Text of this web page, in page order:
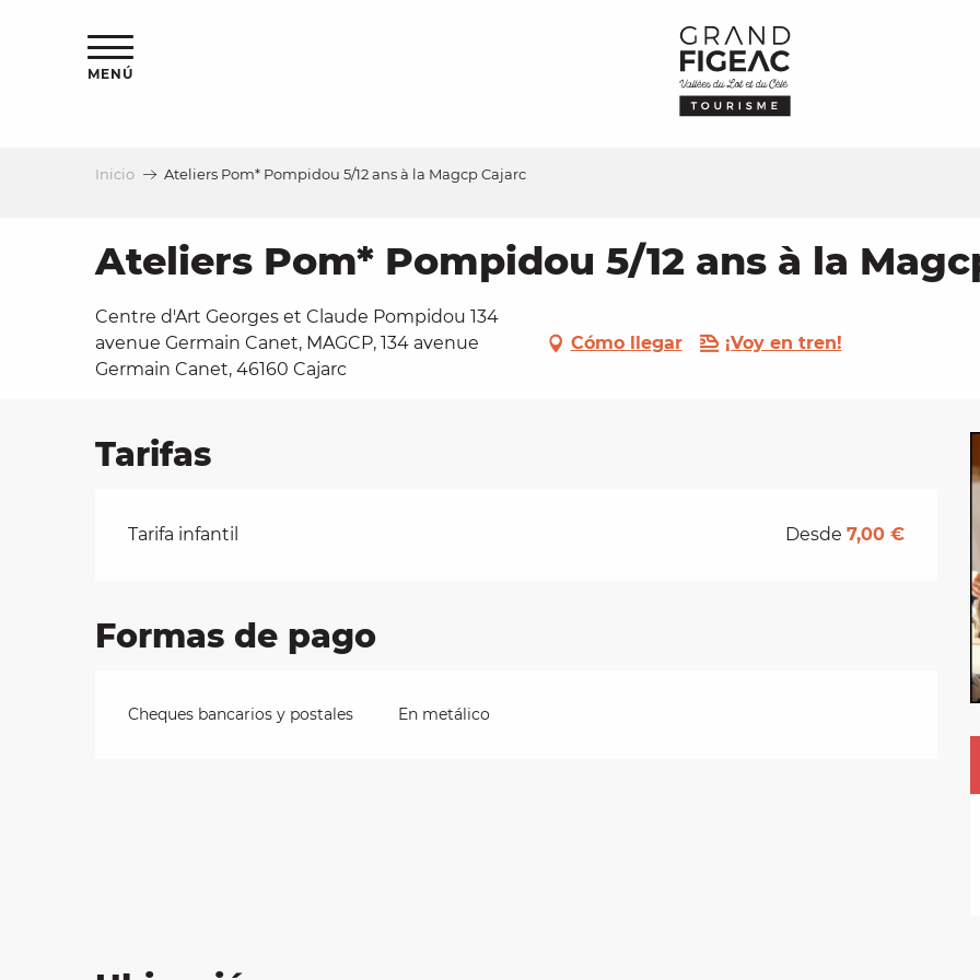
MENÚ
Inicio Ateliers Pom* Pompidou 5/12 ans à la Magcp Cajarc
Ateliers Pom* Pompidou 5/12 ans à la
Centre d'Art Georges et Claude Pompidou 134
avenue Germain Canet, MAGCP, 134 avenue
Germain Canet, 46160 Cajarc
Cómo llegar ¡Voy en tren!
Tarifas
Tarifas 2026
Tarifa infantil Desde7,00 €
Formas de pago
Cheques bancarios y postales En metálico